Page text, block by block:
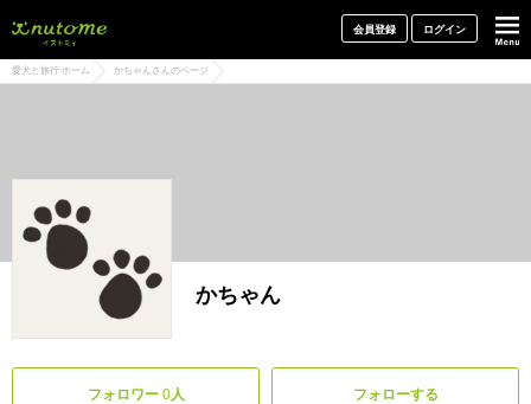
会員登録 ログイン
愛犬と旅行 ホーム かちゃんさんのページ
かちゃん
フォロワー 0人 フォローする